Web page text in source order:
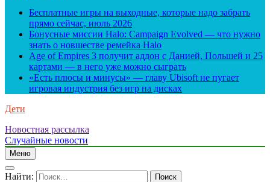
Бесплатные игры на выходные, которые надо забрать
прямо сейчас, июль 2026
Бонусные миссии Halo: Campaign Evolved — что нужно
знать о новшестве ремейка Halo
Age of Empires 3 получит аддон с Данией, Польшей и 25
картами — в него уже можно сыграть
«Есть плюсы и минусы» — главу Ubisoft не пугает
игровая индустрия без игр на дисках
Дети
Новостная рассылка
Случайные новости
Меню
Найти: